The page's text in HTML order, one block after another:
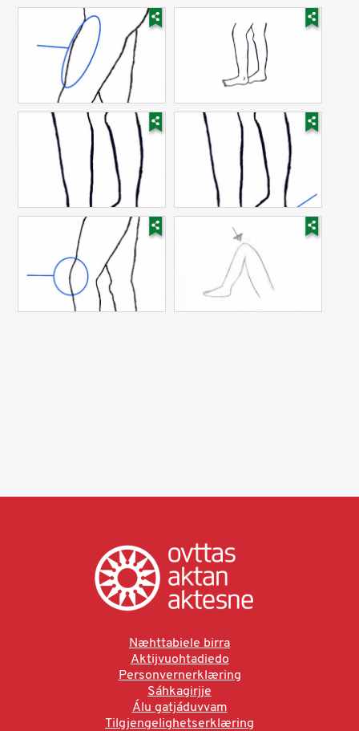
Næhttabiele birra
Aktijvuohtadiedo
Personvernerklæring
Sáhkagirjje
Álu gatjáduvvam
Tilgjengelighetserklæring